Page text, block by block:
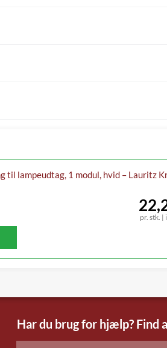
til lampeudtag, 1 modul, hvid – Lauritz
pr. stk. |
Har du brug for hjælp? Find